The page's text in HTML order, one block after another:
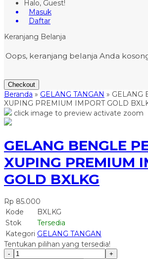
Halo, Guest!
Masuk
Daftar
Keranjang Belanja
Oops, keranjang belanja Anda
Checkout
Beranda » GELANG TANGAN » GELANG
XUPING PREMIUM IMPORT GOLD
click image to preview activate zoom
GELANG BENGLE
XUPING PREMIUM
GOLD BXLKG
Rp 85.000
Kode
BXLKG
Stok
Tersedia
Kategori GELANG TANGAN
Tentukan pilihan yang tersedia!
-
+